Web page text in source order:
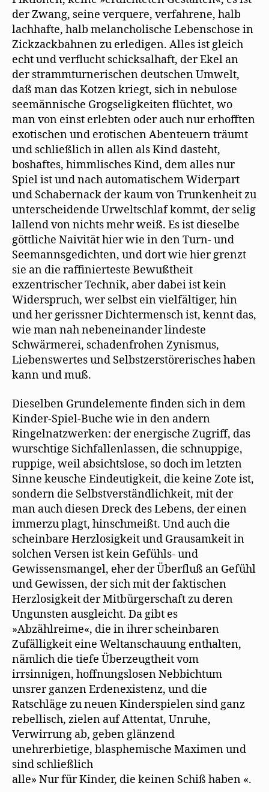
der Zwang, seine verquere, verfahrene, halb
lachhafte, halb melancholische Lebenschose in
Zickzackbahnen zu erledigen. Alles ist gleich
echt und verflucht schicksalhaft, der Ekel an
der strammturnerischen deutschen Umwelt,
daß man das Kotzen kriegt, sich in nebulose
seemännische Grogseligkeiten flüchtet, wo
man von einst erlebten oder auch nur erhofften
exotischen und erotischen Abenteuern träumt
und schließlich in allen als Kind dasteht,
boshaftes, himmlisches Kind, dem alles nur
Spiel ist und nach automatischem Widerpart
und Schabernack der kaum von Trunkenheit zu
unterscheidende Urweltschlaf kommt, der selig
lallend von nichts mehr weiß. Es ist dieselbe
göttliche Naivität hier wie in den Turn- und
Seemannsgedichten, und dort wie hier grenzt
sie an die raffinierteste Bewußtheit
exzentrischer Technik, aber dabei ist kein
Widerspruch, wer selbst ein vielfältiger, hin
und her gerissner Dichtermensch ist, kennt das,
wie man nah nebeneinander lindeste
Schwärmerei, schadenfrohen Zynismus,
Liebenswertes und Selbstzerstörerisches haben
kann und muß.
Dieselben Grundelemente finden sich in dem
Kinder-Spiel-Buche wie in den andern
Ringelnatzwerken: der energische Zugriff, das
wurschtige Sichfallenlassen, die schnuppige,
ruppige, weil absichtslose, so doch im letzten
Sinne keusche Eindeutigkeit, die keine Zote ist,
sondern die Selbstverständlichkeit, mit der
man auch diesen Dreck des Lebens, der einen
immerzu plagt, hinschmeißt. Und auch die
scheinbare Herzlosigkeit und Grausamkeit in
solchen Versen ist kein Gefühls- und
Gewissensmangel, eher der Überfluß an Gefühl
und Gewissen, der sich mit der faktischen
Herzlosigkeit der Mitbürgerschaft zu deren
Ungunsten ausgleicht. Da gibt es
»Abzählreime«, die in ihrer scheinbaren
Zufälligkeit eine Weltanschauung enthalten,
nämlich die tiefe Überzeugtheit vom
irrsinnigen, hoffnungslosen Nebbichtum
unsrer ganzen Erdenexistenz, und die
Ratschläge zu neuen Kinderspielen sind ganz
rebellisch, zielen auf Attentat, Unruhe,
Verwirrung ab, geben glänzend
unehrerbietige, blasphemische Maximen und
sind schließlich
alle» Nur für Kinder, die keinen Schiß haben «.